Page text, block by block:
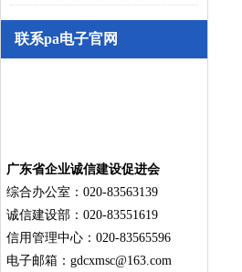
联系pa电子官网
广东省企业诚信建设促进会
综合办公室：020-83563139
诚信建设部：020-83551619
信用管理中心：020-83565596
电子邮箱： gdcxmsc@163.com